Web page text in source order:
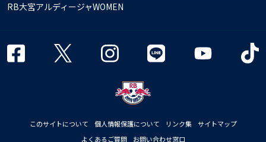
RB大宮アルディージャWOMEN
このサイトについて 個人情報保護について リンク集
サイトマップ
よくあるご質問
お問い合わせ窓口